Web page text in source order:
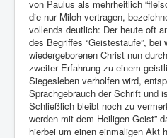
von Paulus als mehrheitlich
die nur Milch vertragen,
vollends deutlich: Der heute oft
des Begriffes “Geistestaufe”, bei
wiedergeborenen Christ nun
zweiter Erfahrung zu einem
Siegesleben verholfen wird,
Sprachgebrauch der Schrift und
Schließlich bleibt noch zu
werden mit dem Heiligen Geist”
hierbei um einen einmaligen Akt